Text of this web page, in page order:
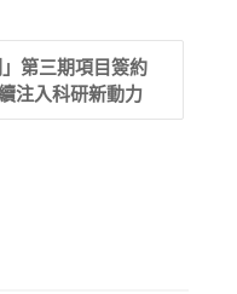
」第三期項目簽約
注入科研新動力